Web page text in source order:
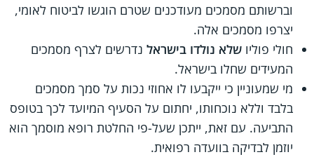
וברשותם מסמכים מעודכנים שטרם הוגשו לביטוח לאומי,
יצרפו מסמכים אלה.
חולי פוליו שלא נולדו בישראל נדרשים לצרף מסמכים
המעידים שחלו בישראל.
מי שמעוניין כי ייקבעו לו אחוזי נכות על סמך מסמכים
בלבד וללא נוכחותו, יחתום על הסעיף המיועד לכך בטופס
התביעה. עם זאת, ייתכן שעל-פי החלטת רופא מוסמך הוא
יוזמן לבדיקה בוועדה רפואית.